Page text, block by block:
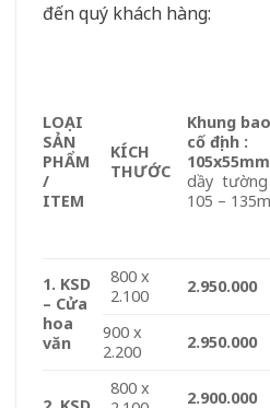
đến quý khách hàng:
LOẠI
SẢN
PHẨM
/
ITEM
KÍCH
THƯỚC
Khung
cố định :
105x55mm
dầy tường
105 –
1. KSD
– Cửa
hoa
văn
800 x
2.100
2.950.000
900 x
2.200
2.950.000
800 x
2.900.000